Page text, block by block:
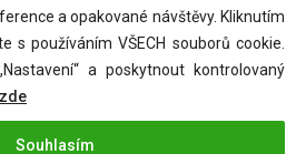
a opakované návštěvy. Kliknutím
s používáním VŠECH souborů cookie.
a poskytnout kontrolovaný
Souhlasím
s.r.o . All Rights Reserved.
ochrany osobních údajů